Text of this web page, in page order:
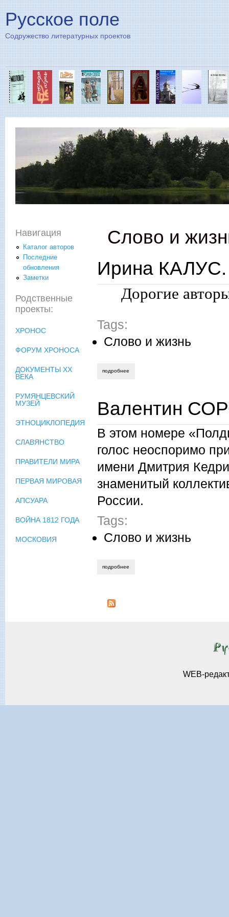
Русское поле
Содружество литературных проектов
Слово и
Ирина КАЛУС.
Дорогие
Tags:
Слово и жизнь
подробнее
Валентин
В этом номере
голос неоспоримо
имени Дмитрия
знаменитый
России.
Tags:
Слово и жизнь
подробнее
Навигация
Каталог авторов
Последние
обновления
Заметки
Родственные
проекты:
ХРОНОС
ФОРУМ ХРОНОСА
ДОКУМЕНТЫ XX
ВЕКА
РУМЯНЦЕВСКИЙ
МУЗЕЙ
ЭТНОЦИКЛОПЕДИЯ
СЛАВЯНСТВО
ПРАВИТЕЛИ МИРА
ПЕРВАЯ МИРОВАЯ
АПСУАРА
ВОЙНА 1812 ГОДА
МОСКОВИЯ
WEB-